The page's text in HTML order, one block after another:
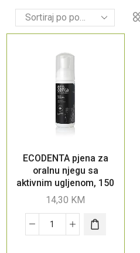
ECODENTA pjena za
oralnu njegu sa
aktivnim ugljenom, 150
ml
14,30 KM